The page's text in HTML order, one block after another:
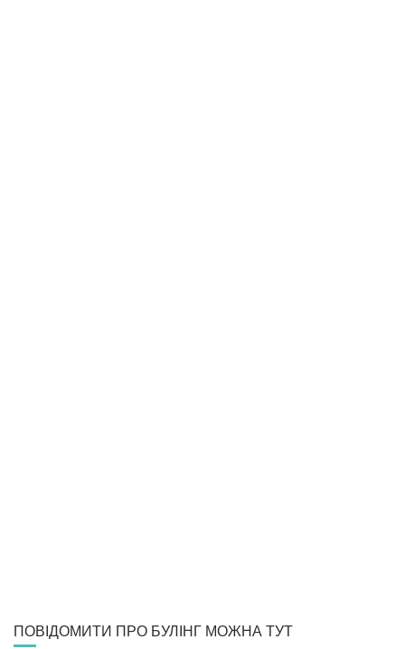
ПОВІДОМИТИ ПРО БУЛІНГ МОЖНА ТУТ